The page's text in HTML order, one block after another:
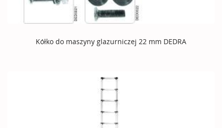
Kółko do maszyny glazurniczej 22 mm DEDRA